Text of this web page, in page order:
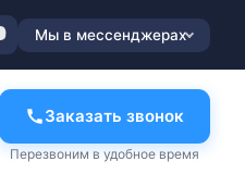
Мы в мессенджерах
Заказать звонок
Перезвоним в удобное время